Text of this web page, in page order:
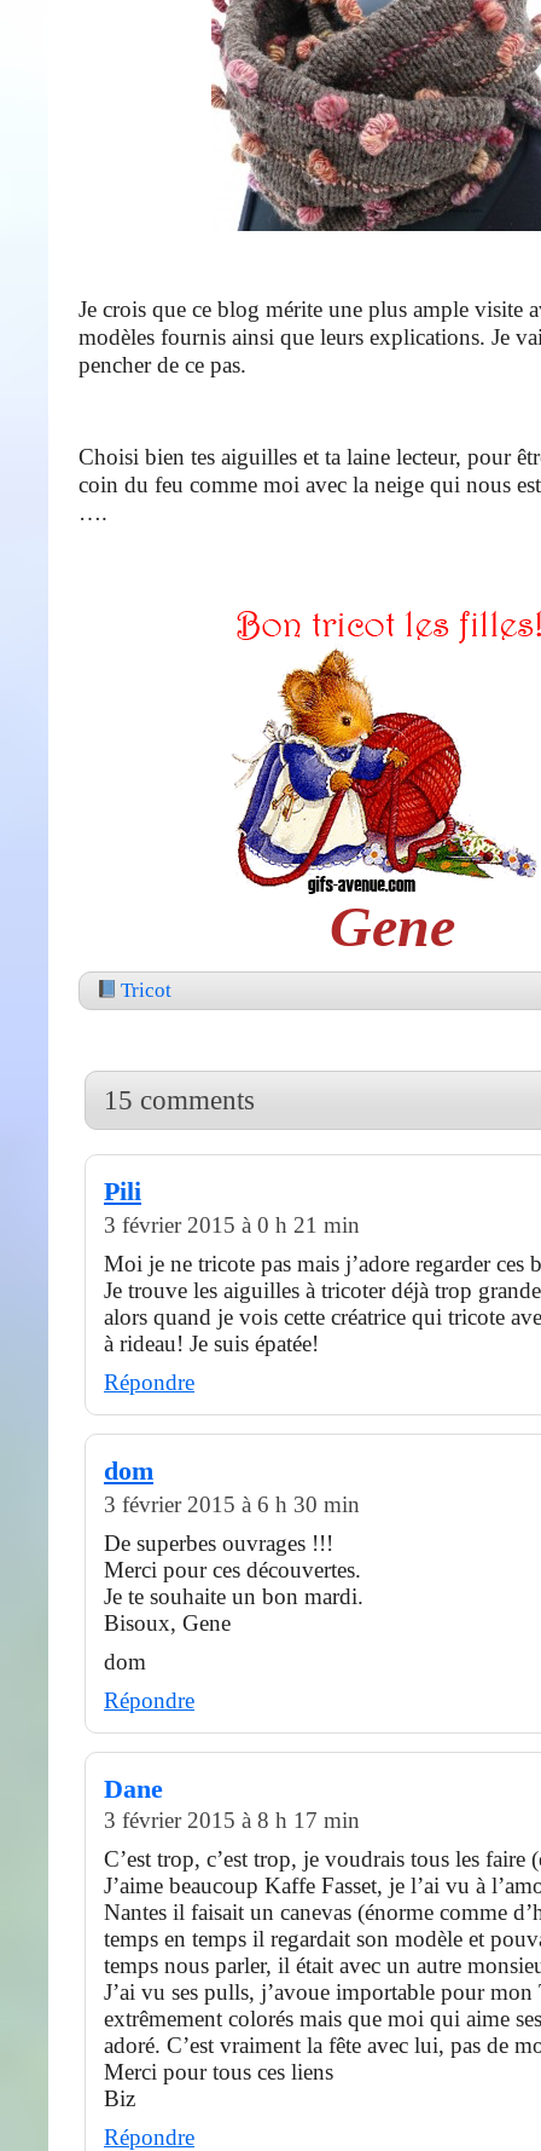
Je crois que ce blog mérite une plus ample visite
modèles fournis ainsi que leurs explications. Je
pencher de ce pas.
Choisi bien tes aiguilles et ta laine lecteur, pour
coin du feu comme moi avec la neige qui nous
….
Gene
Tricot
15 comments
Pili
3 février 2015 à 0 h 21 min
Moi je ne tricote pas mais j’adore regarder ces
Je trouve les aiguilles à tricoter déjà trop
alors quand je vois cette créatrice qui tricote
à rideau! Je suis épatée!
Répondre
dom
3 février 2015 à 6 h 30 min
De superbes ouvrages !!!
Merci pour ces découvertes.
Je te souhaite un bon mardi.
Bisoux, Gene
dom
Répondre
Dane
3 février 2015 à 8 h 17 min
C’est trop, c’est trop, je voudrais tous les faire
J’aime beaucoup Kaffe Fasset, je l’ai vu à
Nantes il faisait un canevas (énorme comme
temps en temps il regardait son modèle et
temps nous parler, il était avec un autre
J’ai vu ses pulls, j’avoue importable pour mon
extrêmement colorés mais que moi qui aime
adoré. C’est vraiment la fête avec lui, pas de
Merci pour tous ces liens
Biz
Répondre